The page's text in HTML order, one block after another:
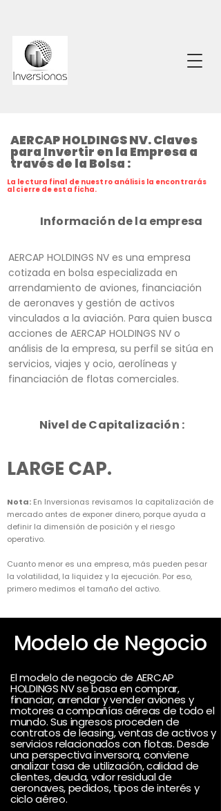
AERCAP HOLDINGS NV. Claves
para Invertir en la Empresa a
través de la Bolsa :
La lectura final de nuestro análisis la encontrarás
al cierre de esta ficha.
Información de la empresa
AERCAP HOLDINGS NV es una empresa
cotizada en bolsa especializada en
arrendamiento de aviones, financiación
de aeronaves y gestión de activos
vinculados a la aviación. Para quien busca
acciones de AERCAP HOLDINGS NV o
análisis de la empresa, su perfil se sitúa en
servicios, viajes y ocio, aerolíneas y
financiación de flotas comerciales.
Nivel de Capitalización :
LARGE CAP.
Nota: En Inversionas revisamos la capitalización de
mercado antes de exponer dinero, porque ayuda a
definir la dimensión de posición y el riesgo
operativo.
Cuanto menor es una empresa, más pueden pesar
la volatilidad, la liquidez y la ejecución. Por eso,
primero medimos el tamaño del activo.
Modelo de Negocio
El modelo de negocio de AERCAP
HOLDINGS NV se basa en comprar,
financiar, arrendar y vender aviones y
motores a compañías aéreas de todo el
mundo. Sus ingresos proceden de
contratos de leasing, ventas de activos y
servicios relacionados con flotas. Desde
una perspectiva inversora, conviene
analizar tasa de utilización, calidad de
clientes, deuda, valor residual de
aeronaves, pedidos, tipos de interés y
ciclo aéreo.